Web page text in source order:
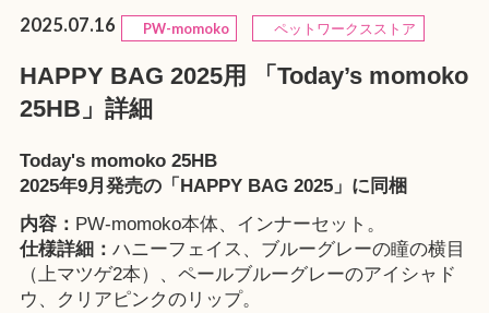
2025.07.16 PW-momoko ペットワークスストア
HAPPY BAG 2025用 「Today’s momoko
25HB」詳細
Today's momoko 25HB
2025年9月発売の「 HAPPY BAG 2025」に同梱
内容： PW-momoko本体、インナーセット。
仕様詳細： ハニーフェイス、ブルーグレーの瞳の横目
（上マツゲ2本）、ペールブルーグレーのアイシャド
ウ、クリアピンクのリップ。